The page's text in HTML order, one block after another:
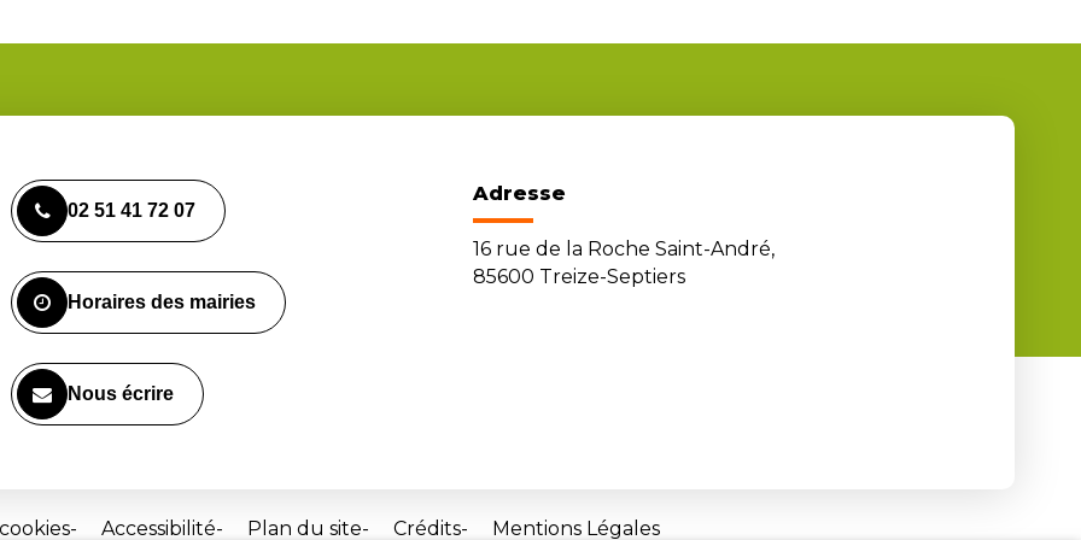
02 51 41 72 07
Horaires des mairies
Nous écrire
Adresse
16 rue de la Roche Saint-André,
85600 Treize-Septiers
Accessibilité Plan du site Crédits Mentions Légales